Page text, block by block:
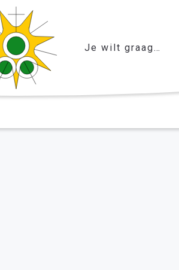
Je wilt graag…